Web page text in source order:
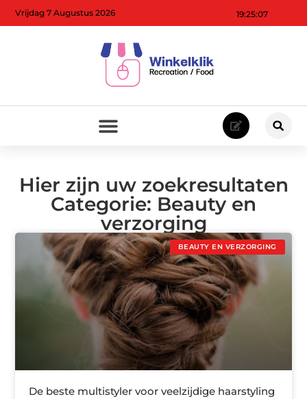
19:25:08
Vrijdag 7 Augustus 2026
Hier zijn uw zoekresultaten
Categorie: Beauty en
verzorging
BEAUTY EN VERZORGING
De beste multistyler voor veelzijdige haarstyling